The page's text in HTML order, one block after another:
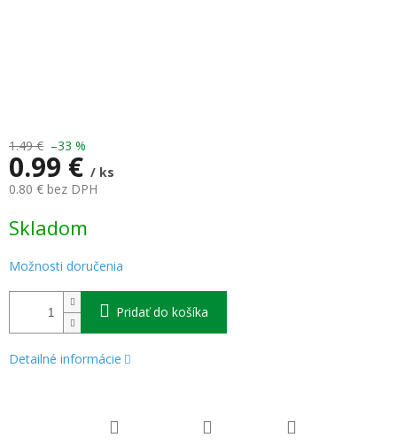
1.49 € –33 %
0.99 € / ks
0.80 € bez DPH
cena:
Skladom
Možnosti doručenia
Pridať do košíka
Detailné informácie